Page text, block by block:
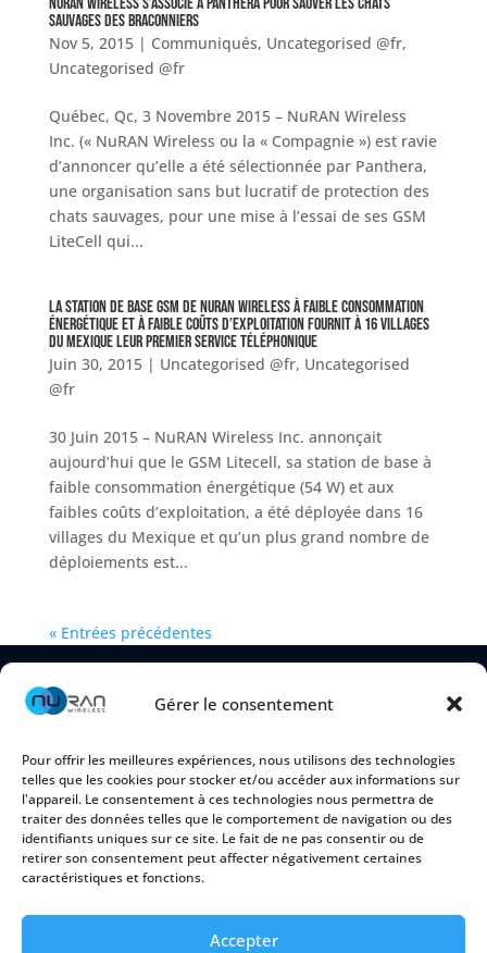
Gérer le consentement
Pour offrir les meilleures expériences, nous utilisons des technologies
telles que les cookies pour stocker et/ou accéder aux informations sur
l'appareil. Le consentement à ces technologies nous permettra de
traiter des données telles que le comportement de navigation ou des
identifiants uniques sur ce site. Le fait de ne pas consentir ou de
retirer son consentement peut affecter négativement certaines
caractéristiques et fonctions.
Accepter
sauvages des braconniers
Nov 5, 2015| Communiqués, Uncategorised @fr,
Uncategorised @fr
Québec, Qc, 3 Novembre 2015 – NuRAN Wireless
Inc. (« NuRAN Wireless ou la « Compagnie ») est ravie
d’annoncer qu’elle a été sélectionnée par Panthera,
une organisation sans but lucratif de protection des
chats sauvages, pour une mise à l’essai de ses GSM
LiteCell qui...
La station de base GSM de NuRAN Wireless à faible consommation
énergétique et à faible coûts d’exploitation fournit à 16 villages
du Mexique leur premier service téléphonique
Juin 30, 2015| Uncategorised @fr, Uncategorised
@fr
30 Juin 2015 – NuRAN Wireless Inc. annonçait
aujourd’hui que le GSM Litecell, sa station de base à
faible consommation énergétique (54 W) et aux
faibles coûts d’exploitation, a été déployée dans 16
villages du Mexique et qu’un plus grand nombre de
déploiements est...
« Entrées précédentes
2150 Cyrille-Duquet, Suite 100